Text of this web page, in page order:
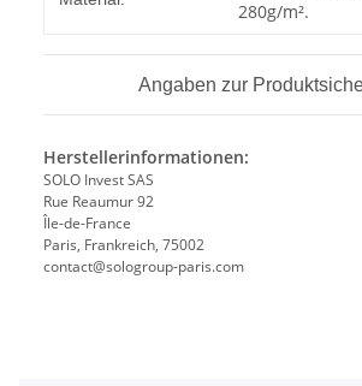
280g/m².
Angaben zur
Herstellerinformationen:
SOLO Invest SAS
Rue Reaumur 92
Île-de-France
Paris, Frankreich, 75002
contact@sologroup-paris.com